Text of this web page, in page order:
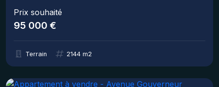
Prix souhaité
95 000 €
Terrain 2144 m2